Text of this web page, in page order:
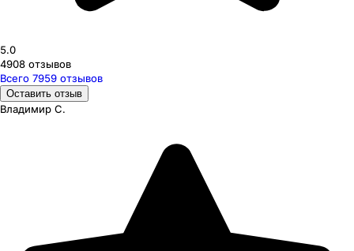
5.0
4908 отзывов
Всего 7959 отзывов
Оставить отзыв
Владимир С.